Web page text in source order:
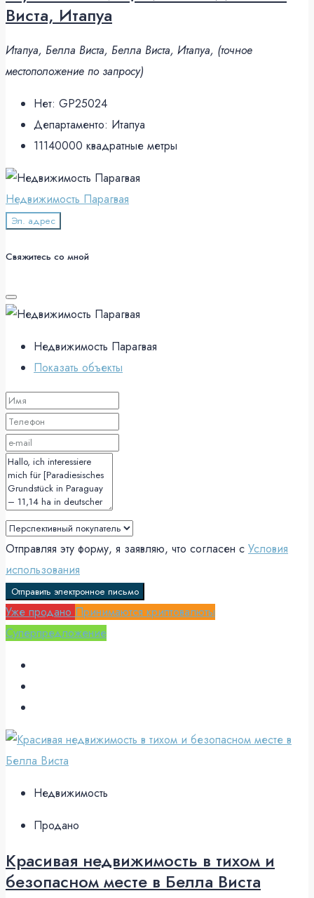
Виста, Итапуа
Итапуа, Белла Виста, Белла Виста, Итапуа, (точное
местоположение по запросу)
Нет: GP25024
Департаменто: Итапуа
11140000 квадратные метры
Недвижимость Парагвая
Эл. адрес
Свяжитесь со мной
Недвижимость Парагвая
Показать объекты
Отправляя эту форму, я заявляю, что согласен с Условия
использования
Отправить электронное письмо
Уже продано Принимаются криптовалюты
Суперпредложение
Недвижимость
Продано
Красивая недвижимость в тихом и
безопасном месте в Белла Виста